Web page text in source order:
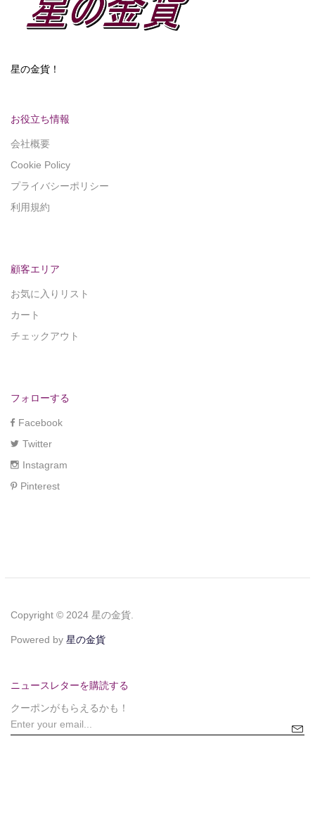
星の金貨！
お役立ち情報
会社概要
Cookie Policy
プライバシーポリシー
利用規約
顧客エリア
お気に入りリスト
カート
チェックアウト
フォローする
Facebook
Twitter
Instagram
Pinterest
Copyright © 2024 星の金貨.
Powered by 星の金貨
ニュースレターを購読する
クーポンがもらえるかも！